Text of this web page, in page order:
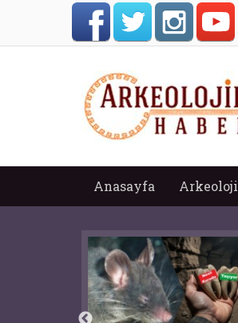
Anasayfa Arkeoloji